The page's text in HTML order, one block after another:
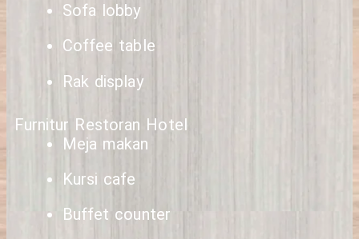
Sofa lobby
Coffee table
Rak display
Furnitur Restoran Hotel
Meja makan
Kursi cafe
Buffet counter